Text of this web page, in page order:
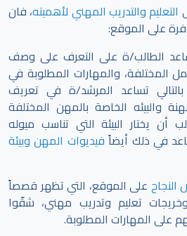
التعليم والتدريب المهني لأهميته، فان
على الموقع:
الطالب/ة على التعرف على وصف
المختلفة، والمهارات المطلوبة في
تساعد المرشد/ة في تعريف
والبيئه الخاصة بالمهن المختلفة
يختار البيئة التي تناسب ميوله
في ذلك أيضاً فيديوات المهن وبيئة
على الموقع، التي تظهر قصصاً
تعليم وتدريب مهني، شقّوا
على المهارات المطلوبة.